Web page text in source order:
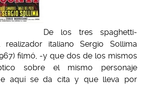
De los tres spaghetti-
italiano Sergio Sollima
filmó, -y que dos de los mismos
sobre el mismo personaje
aquí se da cita y que lleva por